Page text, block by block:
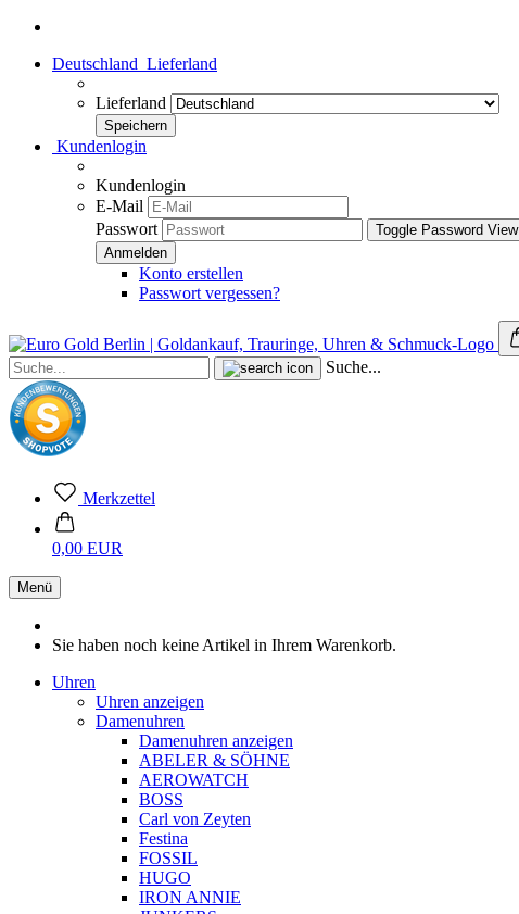
Deutschland Lieferland
Lieferland
Kundenlogin
Kundenlogin
E-Mail
Passwort
Toggle Password View
Konto erstellen
Passwort vergessen?
Suche...
Merkzettel
0,00 EUR
Menü
Sie haben noch keine Artikel in Ihrem Warenkorb.
Uhren
Uhren anzeigen
Damenuhren
Damenuhren anzeigen
ABELER & SÖHNE
AEROWATCH
BOSS
Carl von Zeyten
Festina
FOSSIL
HUGO
IRON ANNIE